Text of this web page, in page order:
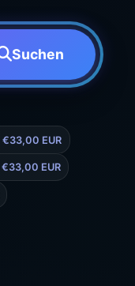
Suchen
€33,00 EUR
€33,00 EUR